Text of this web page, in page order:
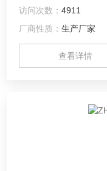
及酶和细胞组织的研究
类菌种运动和静态的
访问次数：4911
厂商性质：生产厂家
查看详情